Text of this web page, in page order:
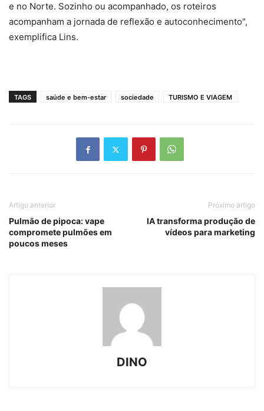
e no Norte. Sozinho ou acompanhado, os roteiros
acompanham a jornada de reflexão e autoconhecimento",
exemplifica Lins.
TAGS saúde e bem-estar sociedade TURISMO E VIAGEM
Artigo anterior
Pulmão de pipoca: vape
compromete pulmões em
poucos meses
Próximo artigo
IA transforma produção de
vídeos para marketing
DINO